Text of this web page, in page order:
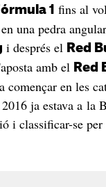
1 fins al
una pedra
i després el Red
amb el Red
començar en les
ja estava a la
i classificar-se